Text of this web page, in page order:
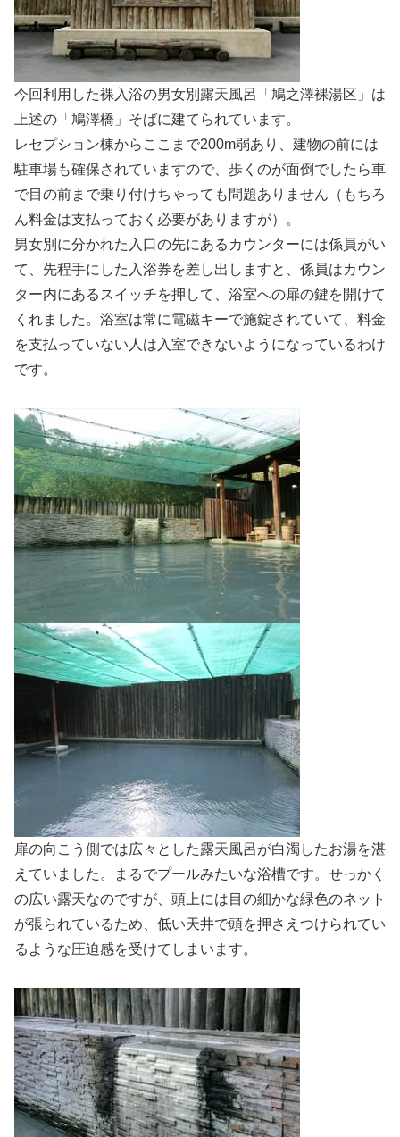
今回利用した裸入浴の男女別露天風呂「鳩之澤裸湯区」は
上述の「鳩澤橋」そばに建てられています。
レセプション棟からここまで200m弱あり、建物の前には
駐車場も確保されていますので、歩くのが面倒でしたら車
で目の前まで乗り付けちゃっても問題ありません（もちろ
ん料金は支払っておく必要がありますが）。
男女別に分かれた入口の先にあるカウンターには係員がい
て、先程手にした入浴券を差し出しますと、係員はカウン
ター内にあるスイッチを押して、浴室への扉の鍵を開けて
くれました。浴室は常に電磁キーで施錠されていて、料金
を支払っていない人は入室できないようになっているわけ
です。
扉の向こう側では広々とした露天風呂が白濁したお湯を湛
えていました。まるでプールみたいな浴槽です。せっかく
の広い露天なのですが、頭上には目の細かな緑色のネット
が張られているため、低い天井で頭を押さえつけられてい
るような圧迫感を受けてしまいます。